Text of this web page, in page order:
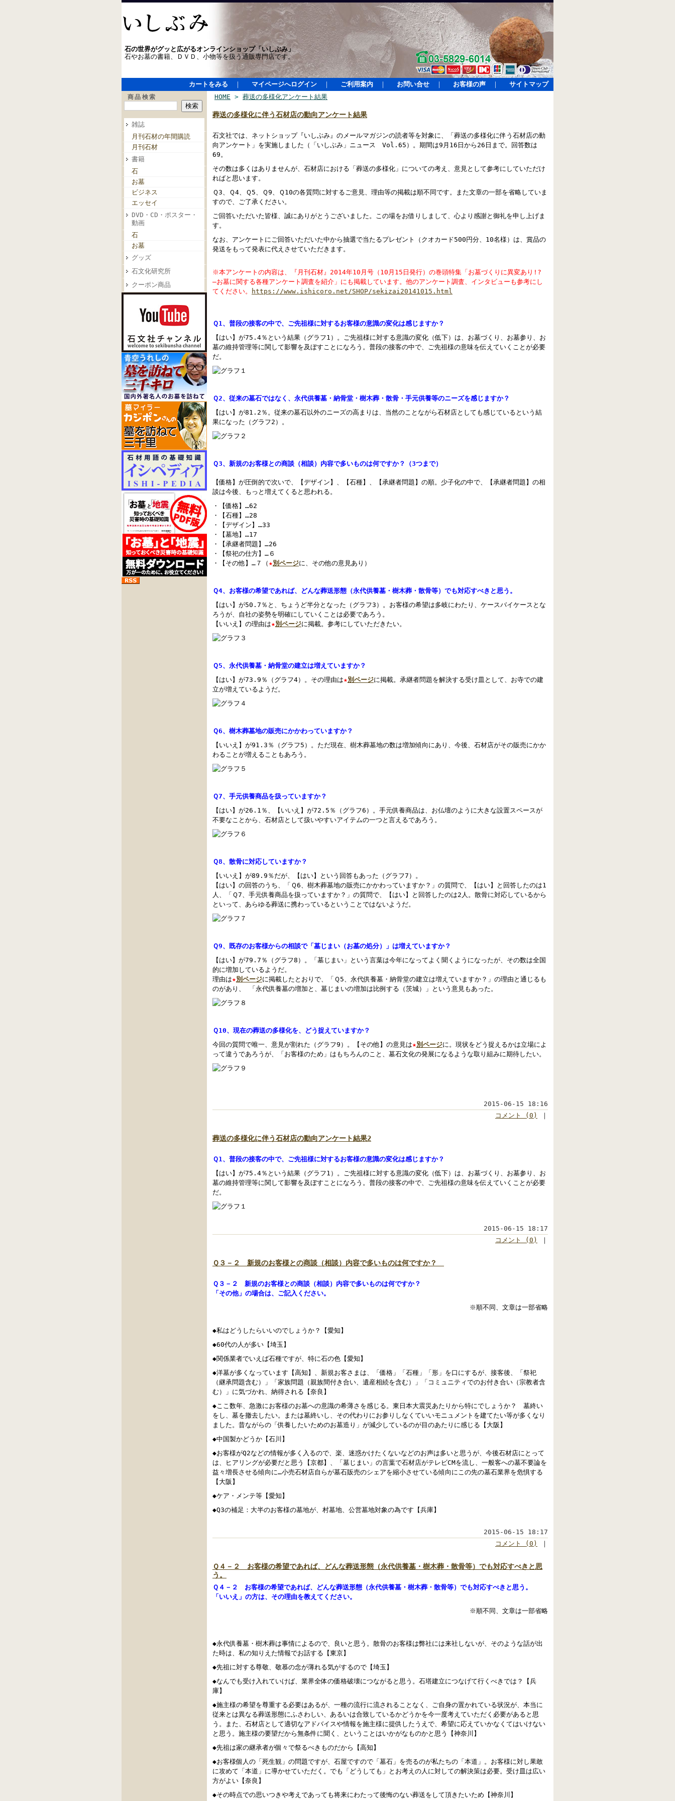
石の世界がグッと広がるオンラインショップ「いしぶみ」
石やお墓の書籍、ＤＶＤ、小物等を扱う通販専門店です。
カートをみる ｜ マイページへログイン ｜ ご利用案内 ｜ お問い合せ ｜ お客様の声 ｜ サイトマップ
商品検索
雑誌
月刊石材の年間購読
月刊石材
書籍
石
お墓
ビジネス
エッセイ
DVD・CD・ポスター・
動画
石
お墓
グッズ
石文化研究所
クーポン商品
HOME > 葬送の多様化アンケート結果
葬送の多様化に伴う石材店の動向アンケート結果
石文社では、ネットショップ『いしぶみ』のメールマガジンの読者等を対象に、「葬送の多様化に伴う石材店の動
向アンケート」を実施しました（「いしぶみ」ニュース Vol.65）。期間は9月16日から26日まで。回答数は
69。
その数は多くはありませんが、石材店における「葬送の多様化」についての考え、意見として参考にしていただけ
ればと思います。
Ｑ3、Ｑ4、Ｑ5、Ｑ9、Ｑ10の各質問に対するご意見、理由等の掲載は順不同です。また文章の一部を省略していま
すので、ご了承ください。
ご回答いただいた皆様、誠にありがとうございました。この場をお借りしまして、心より感謝と御礼を申し上げま
す。
なお、アンケートにご回答いただいた中から抽選で当たるプレゼント（クオカード500円分、10名様）は、賞品の
発送をもって発表に代えさせていただきます。
※本アンケートの内容は、『月刊石材』2014年10月号（10月15日発行）の巻頭特集「お墓づくりに異変あり!?
―お墓に関する各種アンケート調査を紹介」にも掲載しています。他のアンケート調査、インタビューも参考にし
てください。
https://www.ishicoro.net/SHOP/sekizai20141015.html
Ｑ1、普段の接客の中で、ご先祖様に対するお客様の意識の変化は感じますか？
【はい】が75.4％という結果（グラフ1）。ご先祖様に対する意識の変化（低下）は、お墓づくり、お墓参り、お
墓の維持管理等に関して影響を及ぼすことになろう。普段の接客の中で、ご先祖様の意味を伝えていくことが必要
だ。
Ｑ2、従来の墓石ではなく、永代供養墓・納骨堂・樹木葬・散骨・手元供養等のニーズを感じますか？
【はい】が81.2％。従来の墓石以外のニーズの高まりは、当然のことながら石材店としても感じているという結
果になった（グラフ2）。
Ｑ3、新規のお客様との商談（相談）内容で多いものは何ですか？（3つまで）
【価格】が圧倒的で次いで、【デザイン】、【石種】、【承継者問題】の順。少子化の中で、【承継者問題】の相
談は今後、もっと増えてくると思われる。
・【価格】…62
・【石種】…28
・【デザイン】…33
・【墓地】…17
・【承継者問題】…26
・【祭祀の仕方】…６
・【その他】…７（★別ページに、その他の意見あり）
Ｑ4、お客様の希望であれば、どんな葬送形態（永代供養墓・樹木葬・散骨等）でも対応すべきと思う。
【はい】が50.7％と、ちょうど半分となった（グラフ3）。お客様の希望は多岐にわたり、ケースバイケースとな
ろうが、自社の姿勢を明確にしていくことは必要であろう。
【いいえ】の理由は★別ページに掲載。参考にしていただきたい。
Ｑ5、永代供養墓・納骨堂の建立は増えていますか？
【はい】が73.9％（グラフ4）。その理由は★別ページに掲載。承継者問題を解決する受け皿として、お寺での建
立が増えているようだ。
Ｑ6、樹木葬墓地の販売にかかわっていますか？
【いいえ】が91.3％（グラフ5）。ただ現在、樹木葬墓地の数は増加傾向にあり、今後、石材店がその販売にかか
わることが増えることもあろう。
Ｑ7、手元供養商品を扱っていますか？
【はい】が26.1％、【いいえ】が72.5％（グラフ6）。手元供養商品は、お仏壇のように大きな設置スペースが
不要なことから、石材店として扱いやすいアイテムの一つと言えるであろう。
Ｑ8、散骨に対応していますか？
【いいえ】が89.9％だが、【はい】という回答もあった（グラフ7）。
【はい】の回答のうち、「Ｑ6、樹木葬墓地の販売にかかわっていますか？」の質問で、【はい】と回答したのは1
人、「Ｑ7、手元供養商品を扱っていますか？」の質問で、【はい】と回答したのは2人。散骨に対応しているから
といって、あらゆる葬送に携わっているということではないようだ。
Ｑ9、既存のお客様からの相談で「墓じまい（お墓の処分）」は増えていますか？
【はい】が79.7％（グラフ8）。「墓じまい」という言葉は今年になってよく聞くようになったが、その数は全国
的に増加しているようだ。
理由は★別ページに掲載したとおりで、「Ｑ5、永代供養墓・納骨堂の建立は増えていますか？」の理由と通じるも
のがあり、 「永代供養墓の増加と、墓じまいの増加は比例する（茨城）」という意見もあった。
Ｑ10、現在の葬送の多様化を、どう捉えていますか？
今回の質問で唯一、意見が割れた（グラフ9）。【その他】の意見は★別ページに。現状をどう捉えるかは立場によ
って違うであろうが、「お客様のため」はもちろんのこと、墓石文化の発展になるような取り組みに期待したい。
2015-06-15 18:16
コメント (0)
｜
葬送の多様化に伴う石材店の動向アンケート結果2
Ｑ1、普段の接客の中で、ご先祖様に対するお客様の意識の変化は感じますか？
【はい】が75.4％という結果（グラフ1）。ご先祖様に対する意識の変化（低下）は、お墓づくり、お墓参り、お
墓の維持管理等に関して影響を及ぼすことになろう。普段の接客の中で、ご先祖様の意味を伝えていくことが必要
だ。
2015-06-15 18:17
コメント (0)
｜
Ｑ３－２ 新規のお客様との商談（相談）内容で多いものは何ですか？
Ｑ３－２ 新規のお客様との商談（相談）内容で多いものは何ですか？
「その他」の場合は、ご記入ください。
※順不同、文章は一部省略
◆私はどうしたらいいのでしょうか？【愛知】
◆60代の人が多い【埼玉】
◆関係業者でいえば石種ですが、特に石の色【愛知】
◆洋墓が多くなっています【高知】、新規お客さまは、「価格」「石種」「形」を口にするが、接客後、「祭祀
（継承問題含む）」「家族問題（親族間付き合い、遺産相続を含む）」「コミュニティでのお付き合い（宗教者含
む）」に気づかれ、納得される【奈良】
◆ここ数年、急激にお客様のお墓への意識の希薄さを感じる。東日本大震災あたりから特にでしょうか？ 墓終い
をし、墓を撤去したい。または墓終いし、その代わりにお参りしなくていいモニュメントを建てたい等が多くなり
ました。昔ながらの「供養したいためのお墓造り」が減少しているのが目のあたりに感じる【大阪】
◆中国製かどうか【石川】
◆お客様がQ2などの情報が多く入るので、楽、迷惑かけたくないなどのお声は多いと思うが、今後石材店にとって
は、ヒアリングが必要だと思う【京都】、「墓じまい」の言葉で石材店がテレビCMを流し、一般客への墓不要論を
益々増長させる傾向に…小売石材店自らが墓石販売のシェアを縮小させている傾向にこの先の墓石業界を危惧する
【大阪】
◆ケア・メンテ等【愛知】
◆Q3の補足：大半のお客様の墓地が、村墓地、公営墓地対象の為です【兵庫】
2015-06-15 18:17
コメント (0)
｜
Ｑ４－２ お客様の希望であれば、どんな葬送形態（永代供養墓・樹木葬・散骨等）でも対応すべきと思
う。
Ｑ４－２ お客様の希望であれば、どんな葬送形態（永代供養墓・樹木葬・散骨等）でも対応すべきと思う。
「いいえ」の方は、その理由を教えてください。
※順不同、文章は一部省略
◆永代供養墓・樹木葬は事情によるので、良いと思う。散骨のお客様は弊社には来社しないが、そのような話が出
た時は、私の知りえた情報でお話する【東京】
◆先祖に対する尊敬、敬慕の念が薄れる気がするので【埼玉】
◆なんでも受け入れていけば、業界全体の価格破壊につながると思う。石塔建立につなげて行くべきでは？【兵
庫】
◆施主様の希望を尊重する必要はあるが、一種の流行に流されることなく、ご自身の置かれている状況が、本当に
従来とは異なる葬送形態にふさわしい、あるいは合致しているかどうかを今一度考えていただく必要があると思
う。また、石材店として適切なアドバイスや情報を施主様に提供したうえで、希望に応えていかなくてはいけない
と思う。施主様の要望だから無条件に聞く、ということはいかがなものかと思う【神奈川】
◆先祖は家の継承者が個々で祭るべきものだから【高知】
◆お客様個人の「死生観」の問題ですが、石屋ですので「墓石」を売るのが私たちの「本道」。お客様に対し果敢
に攻めて「本道」に導かせていただく。でも「どうしても」とお考えの人に対しての解決策は必要。受け皿は広い
方がよい【奈良】
◆その時点での思いつきや考えであっても将来にわたって後悔のない葬送をして頂きたいため【神奈川】